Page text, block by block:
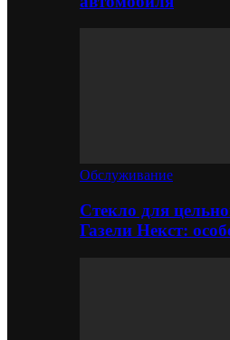
Обслуживание
Стекло для
Газели Некст: